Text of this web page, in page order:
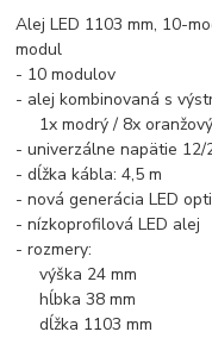
Alej LED 1103 mm, 10-
modul
- 10 modulov
- alej kombinovaná s
1x modrý / 8x
- univerzálne napätie 12/
- dĺžka kábla: 4,5 m
- nová generácia LED
- nízkoprofilová LED alej
- rozmery:
výška 24 mm
hĺbka 38 mm
dĺžka 1103 mm